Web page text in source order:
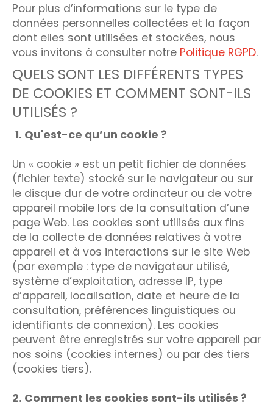
Pour plus d’informations sur le type de
données personnelles collectées et la façon
dont elles sont utilisées et stockées, nous
vous invitons à consulter notre Politique RGPD.
QUELS SONT LES DIFFÉRENTS TYPES
DE COOKIES ET COMMENT SONT-ILS
UTILISÉS ?
1. Qu'est-ce qu’un cookie ?
Un « cookie » est un petit fichier de données
(fichier texte) stocké sur le navigateur ou sur
le disque dur de votre ordinateur ou de votre
appareil mobile lors de la consultation d’une
page Web. Les cookies sont utilisés aux fins
de la collecte de données relatives à votre
appareil et à vos interactions sur le site Web
(par exemple : type de navigateur utilisé,
système d’exploitation, adresse IP, type
d’appareil, localisation, date et heure de la
consultation, préférences linguistiques ou
identifiants de connexion). Les cookies
peuvent être enregistrés sur votre appareil par
nos soins (cookies internes) ou par des tiers
(cookies tiers).
2. Comment les cookies sont-ils utilisés ?